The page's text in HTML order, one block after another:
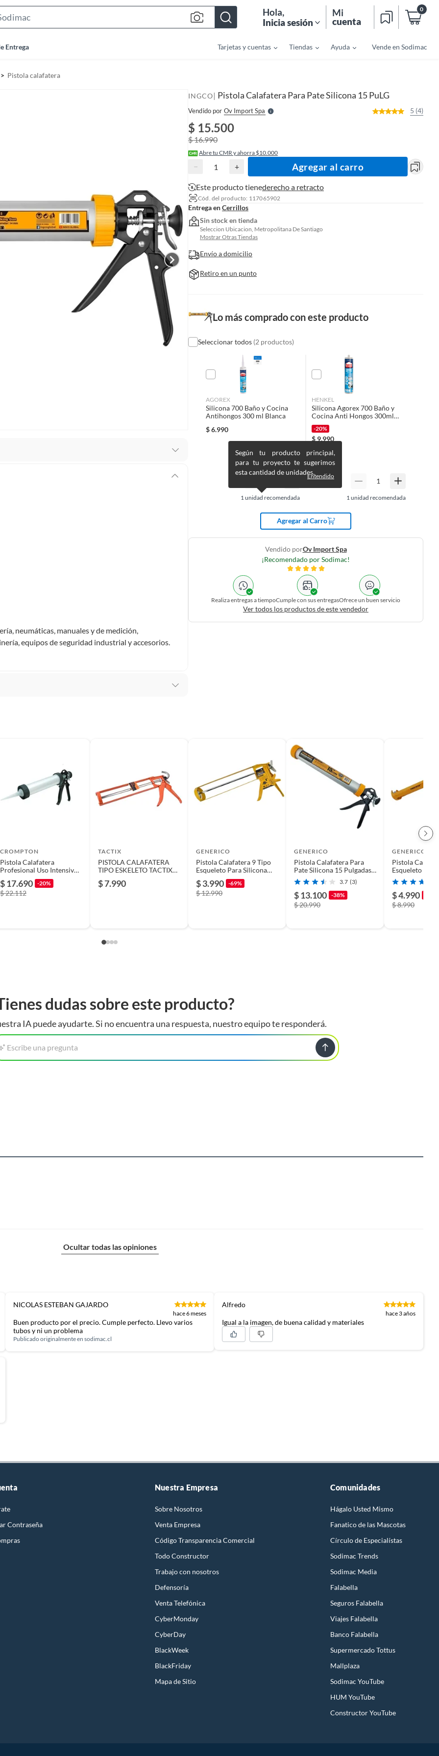
Hola,
Inicia sesión
Mi
cuenta
0
Entrega Tarjetas y cuentas Tiendas Ayuda Vende en Sodimac
Pistola calafatera
intactos y sin uso, tal como te lo entregamos. Ten
deteriorarse o caducar con rapidez.
electrónica, por ejemplo, cupones de experiencia o
entre otros análogos.
neumáticas, manuales y de medición,
equipos de seguridad industrial y accesorios.
INGCO| Pistola Calafatera Para Pate Silicona 15 PuLG
Vendido por Ov Import Spa S
l
l
5 (4)
$ 15.500
$ 16.990
Abre tu CMR y ahorra $10.000
− + Agregar al carro
Este producto tienederecho a retracto
Cód. del producto: 117065902
Entrega enCerrillos
Sin stock en tienda
Seleccion Ubicacion, Metropolitana De Santiago
Mostrar Otras Tiendas
Envío a domicilio
Retiro en un punto
Lo más comprado con este producto
Seleccionar todos (2 productos)
AGOREX
Silicona 700 Baño y Cocina
Antihongos 300 ml Blanca
$6.990
1 unidad recomendada
Según tu producto principal,
para tu proyecto te sugerimos
esta cantidad de unidades.Entendido
HENKEL
Silicona Agorex 700 Baño y
Cocina Anti Hongos 300ml
Blanca
-20%
$ 9.990
$ 12.490
1 unidad recomendada
Agregar al Carro
Vendido porOv Import Spa
¡Recomendado por Sodimac!
Realiza entregas a tiempoCumple con sus entregasOfrece un buen servicio
Ver todos los productos de este vendedor
CROMPTON
Pistola Calafatera
Profesional Uso Intensivo
Aluminio Crownman
$ 17.690 -20%
$ 22.112
TACTIX
PISTOLA CALAFATERA
TIPO ESKELETO TACTIX
$ 7.990
GENERICO
Pistola Calafatera 9 Tipo
Esqueleto Para Silicona
$ 3.990 -69%
$ 12.990
GENERICO
Pistola Calafatera Para
Pate Silicona 15 Pulgadas
Toolmak
3.7 (3)
$ 13.100 -38%
$ 20.990
GENERICO
Pistola
Esqueleto
Toolmak
$ 4.990
$ 8.990
dudas sobre este producto?
IA puede ayudarte. Si no encuentra una respuesta, nuestro equipo te responderá.
Escribe una pregunta
Ocultar todas las opiniones
NICOLAS ESTEBAN GAJARDO
hace 6 meses
Buen producto por el precio. Cumple perfecto. Llevo varios
tubos y ni un problema
Publicado originalmente en sodimac.cl
Alfredo
hace 3 años
Igual a la imagen, de buena calidad y materiales
Contraseña
Nuestra Empresa
Sobre Nosotros
Venta Empresa
Código Transparencia Comercial
Todo Constructor
Trabajo con nosotros
Defensoría
Venta Telefónica
CyberMonday
CyberDay
BlackWeek
BlackFriday
Mapa de Sitio
Comunidades
Hágalo Usted Mismo
Fanatico de las Mascotas
Círculo de Especialístas
Sodimac Trends
Sodimac Media
Falabella
Seguros Falabella
Viajes Falabella
Banco Falabella
Supermercado Tottus
Mallplaza
Sodimac YouTube
HUM YouTube
Constructor YouTube